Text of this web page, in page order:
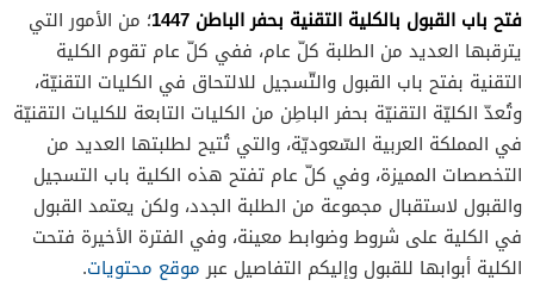
فتح باب القبول بالكلية التقنية بحفر الباطن 1447
؛ من الأمور التي
يترقبها العديد من الطلبة كلّ عام، ففي كلّ عام تقوم الكلية
التقنية بفتح باب القبول والتّسجيل للالتحاق في الكليات التقنيّة،
وتُعدّ الكليّة التقنيّة بحفر الباطِن من الكليات التابعة للكليات التقنيّة
في المملكة العربية السّعوديّة، والتي تُتيح لطلبتها العديد من
التخصصات المميزة، وفي كلّ عام تفتح هذه الكلية باب التسجيل
والقبول لاستقبال مجموعة من الطلبة الجدد، ولكن يعتمد القبول
في الكلية على شروط وضوابط معينة، وفي الفترة الأخيرة فتحت
الكلية أبوابها للقبول وإليكم التفاصيل عبرموقع محتويات.